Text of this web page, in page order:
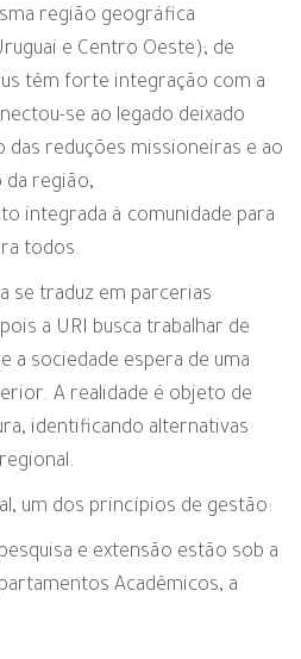
região geográfica
e Centro Oeste); de
têm forte integração com a
se ao legado deixado
reduções missioneiras e ao
da região,
integrada à comunidade para
todos.
se traduz em parcerias
a URI busca trabalhar de
a sociedade espera de uma
A realidade é objeto de
identificando alternativas
um dos princípios de gestão:
e extensão estão sob a
Acadêmicos, a